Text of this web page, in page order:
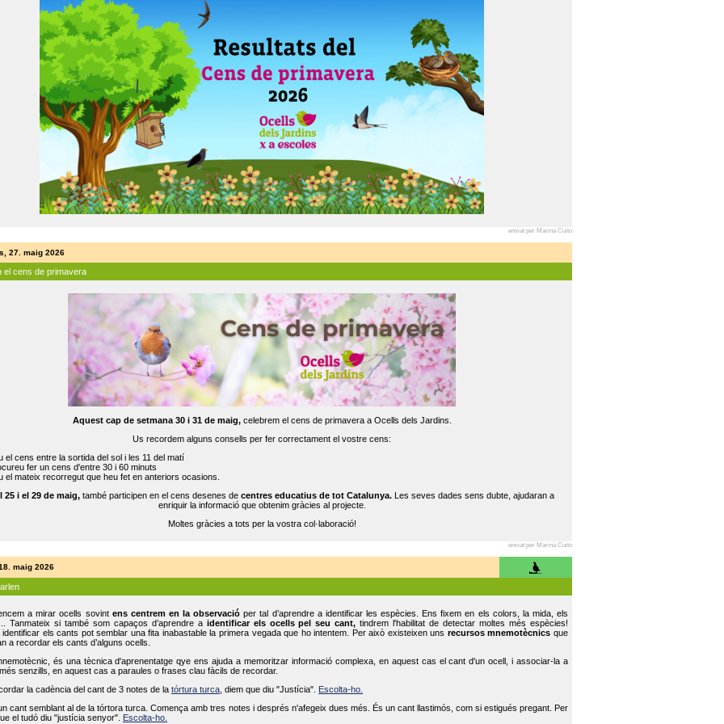
enviat per Marina Cuito
27. maig 2026
el cens de primavera
Aquest cap de setmana 30 i 31 de maig,celebrem el cens de primavera a Ocells dels Jardins.
Us recordem alguns consells per fer correctament el vostre cens:
el cens entre la sortida del sol i les 11 del matí
fer un cens d'entre 30 i 60 minuts
el mateix recorregut que heu fet en anteriors ocasions.
25 i el 29 de maig,també participen en el cens desenes de centres educatius de tot Catalunya.Les seves dades sens dubte, ajudaran a
enriquir la informació que obtenim gràcies al projecte.
Moltes gràcies a tots per la vostra col·laboració!
enviat per Marina Cuito
maig 2026
a mirar ocells sovint ens centrem en la observació per tal d’aprendre a identificar les espècies. Ens fixem en els colors, la mida, els
Tanmateix si també som capaços d’aprendre a identificar els ocells pel seu cant, tindrem l'habilitat de detectar moltes més espècies!
els cants pot semblar una fita inabastable la primera vegada que ho intentem. Per això existeixen uns recursos mnemotècnics que
a recordar els cants d’alguns ocells.
és una tècnica d'aprenentatge qye ens ajuda a memoritzar informació complexa, en aquest cas el cant d'un ocell, i associar-la a
senzills, en aquest cas a paraules o frases clau fàcils de recordar.
la cadència del cant de 3 notes de la tórtura turca , diem que diu "Justícia".
Escolta-ho.
cant semblant al de la tórtora turca. Comença amb tres notes i després n'afegeix dues més. És un cant llastimós, com si estigués pregant. Per
el tudó diu "justícia senyor".
Escolta-ho.